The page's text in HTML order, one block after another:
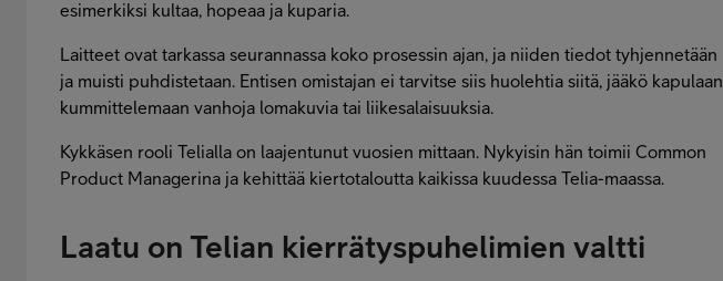
esimerkiksi kultaa, hopeaa ja kuparia.
Laitteet ovat tarkassa seurannassa koko prosessin ajan, ja niiden tiedot tyhjennetään
ja muisti puhdistetaan. Entisen omistajan ei tarvitse siis huolehtia siitä, jääkö kapulaan
kummittelemaan vanhoja lomakuvia tai liikesalaisuuksia.
Kykkäsen rooli Telialla on laajentunut vuosien mittaan. Nykyisin hän toimii Common
Product Managerina ja kehittää kiertotaloutta kaikissa kuudessa Telia-maassa.
Laatu on Telian kierrätyspuhelimien valtti